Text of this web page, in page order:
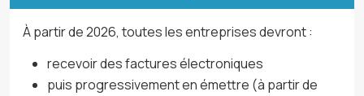
À partir de 2026, toutes les entreprises devront :
recevoir des factures électroniques
puis progressivement en émettre (à partir de